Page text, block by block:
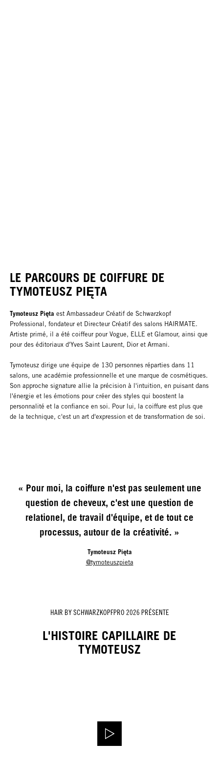
LE PARCOURS DE COIFFURE DE
TYMOTEUSZ PIĘTA
Tymoteusz Pięta est Ambassadeur Créatif de Schwarzkopf
Professional, fondateur et Directeur Créatif des salons HAIRMATE.
Artiste primé, il a été coiffeur pour Vogue, ELLE et Glamour, ainsi que
pour des éditoriaux d'Yves Saint Laurent, Dior et Armani.
Tymoteusz dirige une équipe de 130 personnes réparties dans 11
salons, une académie professionnelle et une marque de cosmétiques.
Son approche signature allie la précision à l'intuition, en puisant dans
l'énergie et les émotions pour créer des styles qui boostent la
personnalité et la confiance en soi. Pour lui, la coiffure est plus que
de la technique, c'est un art d'expression et de transformation de soi.
« Pour moi, la coiffure n'est pas seulement une
question de cheveux, c'est une question de
relationel, de travail d'équipe, et de tout ce
processus, autour de la créativité. »
Tymoteusz Pięta
@tymoteuszpieta
HAIR BY SCHWARZKOPFPRO 2026 PRÉSENTE
L'HISTOIRE CAPILLAIRE DE
TYMOTEUSZ